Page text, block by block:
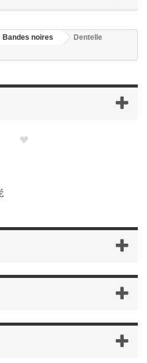
Bandes noires
Dentelle